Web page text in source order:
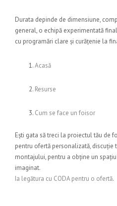
Durata depinde de dimensiune,
general, o echipă experimentată
cu programări clare și curățenie la
Acasă
Resurse
Cum se face un foisor
Ești gata să treci la proiectul tău de
pentru ofertă personalizată, discuție
montajului, pentru a obține un
imaginat.
Ia legătura cu CODA pentru o ofertă.